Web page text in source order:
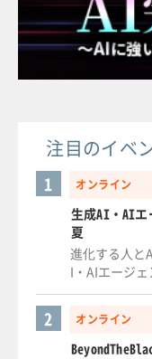
注目のイベ
オンライン
1
生成AI・AI
夏
進化する人と
I・AIエージ
オンライン
2